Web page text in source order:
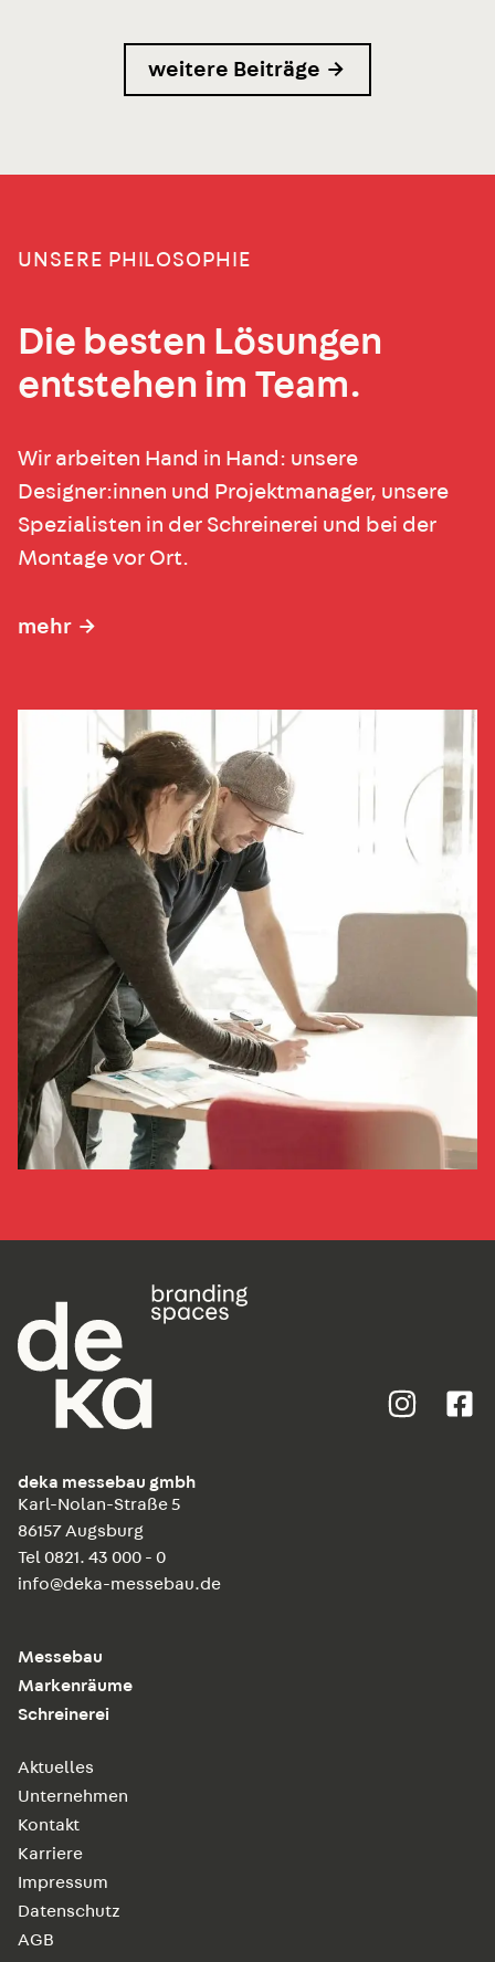
weitere Beiträge →
UNSERE PHILOSOPHIE
Die besten Lösungen
entstehen im Team.
Wir arbeiten Hand in Hand: unsere
Designer:innen und Projektmanager, unsere
Spezialisten in der Schreinerei und bei der
Montage vor Ort.
mehr →
deka messebau gmbh
Karl-Nolan-Straße 5
86157 Augsburg
Tel 0821. 43 000 - 0
info@deka-messebau.de
Messebau
Markenräume
Schreinerei
Aktuelles
Unternehmen
Kontakt
Karriere
Impressum
Datenschutz
AGB